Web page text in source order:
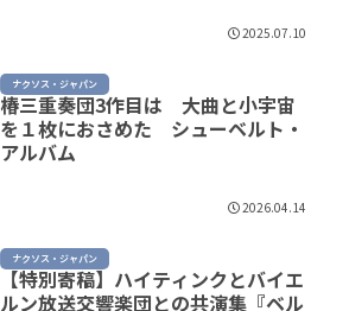
2025.07.10
ナクソス・ジャパン
椿三重奏団3作目は 大曲と小宇宙
を１枚におさめた シューベルト・
アルバム
2026.04.14
ナクソス・ジャパン
【特別寄稿】ハイティンクとバイエ
ルン放送交響楽団との共演集『ベル